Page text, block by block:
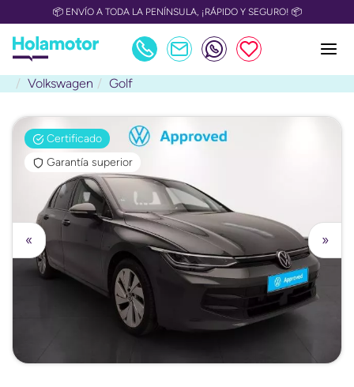
📦 ENVÍO A TODA LA PENÍNSULA, ¡RÁPIDO Y SEGURO! 📦
Volkswagen Golf
Certificado
Garantía superior
»
«